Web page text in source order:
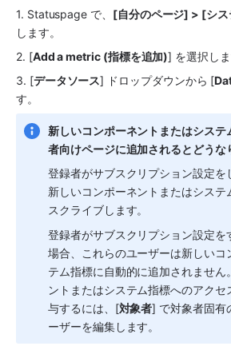
1. Statuspage で、 [自分のページ] > [シ
します。
2. [Add a metric (指標を追加)] を選択しま
3. [データソース] ドロップダウンから [
す。
新しいコンポーネントまたはシステ
者向けページに追加されるとどうな
登録者がサブスクリプション設定を
新しいコンポーネントまたはシステ
スクライブします。
登録者がサブスクリプション設定を
場合、これらのユーザーは新しいコ
テム指標に自動的に追加されません
ントまたはシステム指標へのアクセ
与するには、[対象者] で対象者固有
ーザーを編集します。